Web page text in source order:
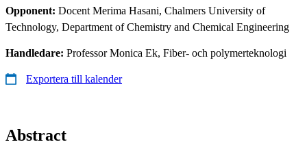
Opponent: Docent Merima Hasani, Chalmers University of
Technology, Department of Chemistry and Chemical Engineering
Handledare: Professor Monica Ek, Fiber- och polymerteknologi
Exportera till kalender
Abstract